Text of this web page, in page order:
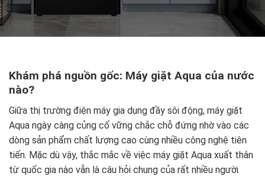
Khám phá nguồn gốc: Máy giặt Aqua của nước
nào?
Giữa thị trường điện máy gia dụng đầy sôi động, máy giặt
Aqua ngày càng củng cố vững chắc chỗ đứng nhờ vào các
dòng sản phẩm chất lượng cao cùng nhiều công nghệ tiên
tiến. Mặc dù vậy, thắc mắc về việc máy giặt Aqua xuất thân
từ quốc gia nào vẫn là câu hỏi chung của rất nhiều người